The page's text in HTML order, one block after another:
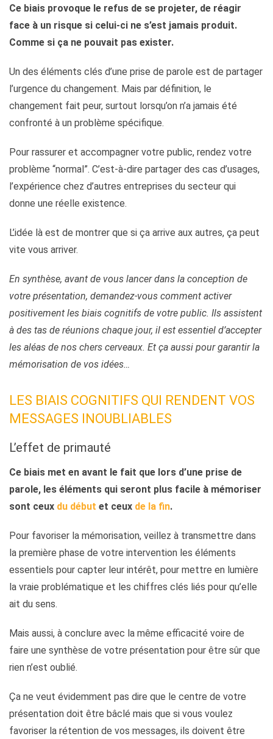
Ce biais provoque le refus de se projeter, de réagir
face à un risque si celui-ci ne s’est jamais produit.
Comme si ça ne pouvait pas exister.
Un des éléments clés d’une prise de parole est de partager
l’urgence du changement. Mais par définition, le
changement fait peur, surtout lorsqu’on n’a jamais été
confronté à un problème spécifique.
Pour rassurer et accompagner votre public, rendez votre
problème “normal”. C’est-à-dire partager des cas d’usages,
l’expérience chez d’autres entreprises du secteur qui
donne une réelle existence.
L’idée là est de montrer que si ça arrive aux autres, ça peut
vite vous arriver.
En synthèse, avant de vous lancer dans la conception de
votre présentation, demandez-vous comment activer
positivement les biais cognitifs de votre public. Ils assistent
à des tas de réunions chaque jour, il est essentiel d’accepter
les aléas de nos chers cerveaux. Et ça aussi pour garantir la
mémorisation de vos idées…
LES BIAIS COGNITIFS QUI RENDENT VOS
MESSAGES INOUBLIABLES
L’effet de primauté
Ce biais met en avant le fait que lors d’une prise de
parole, les éléments qui seront plus facile à mémoriser
sont ceux du début et ceux de la fin.
Pour favoriser la mémorisation, veillez à transmettre dans
la première phase de votre intervention les éléments
essentiels pour capter leur intérêt, pour mettre en lumière
la vraie problématique et les chiffres clés liés pour qu’elle
ait du sens.
Mais aussi, à conclure avec la même efficacité voire de
faire une synthèse de votre présentation pour être sûr que
rien n’est oublié.
Ça ne veut évidemment pas dire que le centre de votre
présentation doit être bâclé mais que si vous voulez
favoriser la rétention de vos messages, ils doivent être